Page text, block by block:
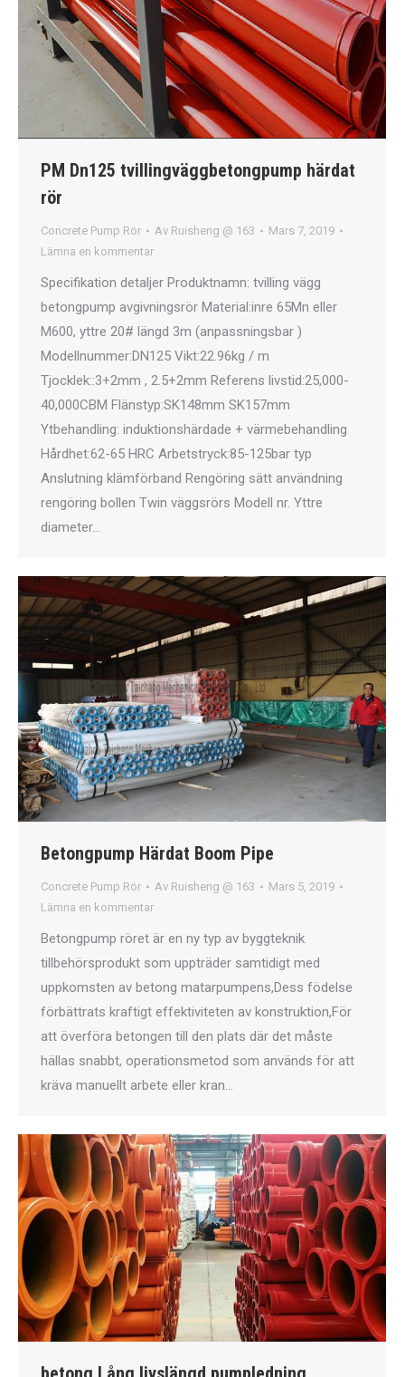
PM Dn125 tvillingväggbetongpump härdat
rör
Concrete Pump Rör Av Ruisheng @ 163
Mars 7, 2019
Lämna en kommentar
Specifikation detaljer Produktnamn: tvilling vägg
betongpump avgivningsrör Material:inre 65Mn eller
M600, yttre 20# längd 3m (anpassningsbar )
Modellnummer:DN125 Vikt:22.96kg / m
Tjocklek::3+2mm , 2.5+2mm Referens livstid:25,000-
40,000CBM Flänstyp:SK148mm SK157mm
Ytbehandling: induktionshärdade + värmebehandling
Hårdhet:62-65 HRC Arbetstryck:85-125bar typ
Anslutning klämförband Rengöring sätt användning
rengöring bollen Twin väggsrörs Modell nr. Yttre
diameter…
Betongpump Härdat Boom Pipe
Concrete Pump Rör Av Ruisheng @ 163
Mars 5, 2019
Lämna en kommentar
Betongpump röret är en ny typ av byggteknik
tillbehörsprodukt som uppträder samtidigt med
uppkomsten av betong matarpumpens,Dess födelse
förbättrats kraftigt effektiviteten av konstruktion,För
att överföra betongen till den plats där det måste
hällas snabbt, operationsmetod som används för att
kräva manuellt arbete eller kran…